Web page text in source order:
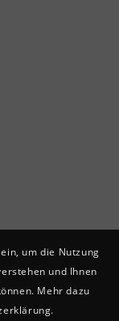
um die Nutzung
und Ihnen
Mehr dazu